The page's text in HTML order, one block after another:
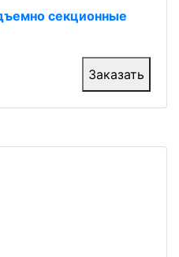
секционные
Заказать